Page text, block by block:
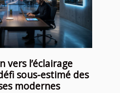
vers l’éclairage
sous-estimé des
modernes